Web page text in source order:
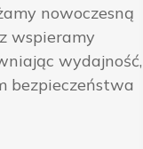
nowoczesną
wspieramy
wydajność,
bezpieczeństwa